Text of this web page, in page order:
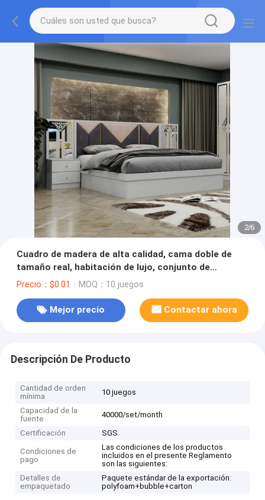
2/6
Cuadro de madera de alta calidad, cama doble de
tamaño real, habitación de lujo, conjunto de
muebles turcos de madera
Precio：$0.01 MOQ：10 juegos
Mejor precio Contactar ahora
Descripción De Producto
Cantidad de orden
mínima
10 juegos
Capacidad de la
fuente
40000/set/month
Certificación SGS
Condiciones de
pago
Las condiciones de los productos
incluidos en el presente Reglamento
son las siguientes:
Detalles de
empaquetado
Paquete estándar de la exportación:
polyfoam+bubble+carton